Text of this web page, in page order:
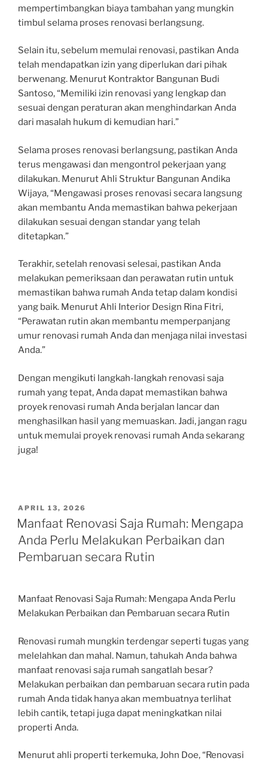
mempertimbangkan biaya tambahan yang mungkin
timbul selama proses renovasi berlangsung.
Selain itu, sebelum memulai renovasi, pastikan Anda
telah mendapatkan izin yang diperlukan dari pihak
berwenang. Menurut Kontraktor Bangunan Budi
Santoso, “Memiliki izin renovasi yang lengkap dan
sesuai dengan peraturan akan menghindarkan Anda
dari masalah hukum di kemudian hari.”
Selama proses renovasi berlangsung, pastikan Anda
terus mengawasi dan mengontrol pekerjaan yang
dilakukan. Menurut Ahli Struktur Bangunan Andika
Wijaya, “Mengawasi proses renovasi secara langsung
akan membantu Anda memastikan bahwa pekerjaan
dilakukan sesuai dengan standar yang telah
ditetapkan.”
Terakhir, setelah renovasi selesai, pastikan Anda
melakukan pemeriksaan dan perawatan rutin untuk
memastikan bahwa rumah Anda tetap dalam kondisi
yang baik. Menurut Ahli Interior Design Rina Fitri,
“Perawatan rutin akan membantu memperpanjang
umur renovasi rumah Anda dan menjaga nilai investasi
Anda.”
Dengan mengikuti langkah-langkah renovasi saja
rumah yang tepat, Anda dapat memastikan bahwa
proyek renovasi rumah Anda berjalan lancar dan
menghasilkan hasil yang memuaskan. Jadi, jangan ragu
untuk memulai proyek renovasi rumah Anda sekarang
juga!
POSTED
ON
APRIL 13, 2026
Manfaat Renovasi Saja Rumah: Mengapa
Anda Perlu Melakukan Perbaikan dan
Pembaruan secara Rutin
Manfaat Renovasi Saja Rumah: Mengapa Anda Perlu
Melakukan Perbaikan dan Pembaruan secara Rutin
Renovasi rumah mungkin terdengar seperti tugas yang
melelahkan dan mahal. Namun, tahukah Anda bahwa
manfaat renovasi saja rumah sangatlah besar?
Melakukan perbaikan dan pembaruan secara rutin pada
rumah Anda tidak hanya akan membuatnya terlihat
lebih cantik, tetapi juga dapat meningkatkan nilai
properti Anda.
Menurut ahli properti terkemuka, John Doe, “Renovasi